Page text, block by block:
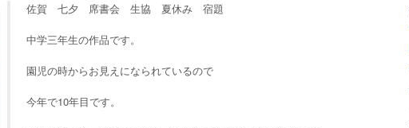
佐賀 七夕 席書会 生協 夏休み 宿題
中学三年生の作品です。
園児の時からお見えになられているので
今年で10年目です。